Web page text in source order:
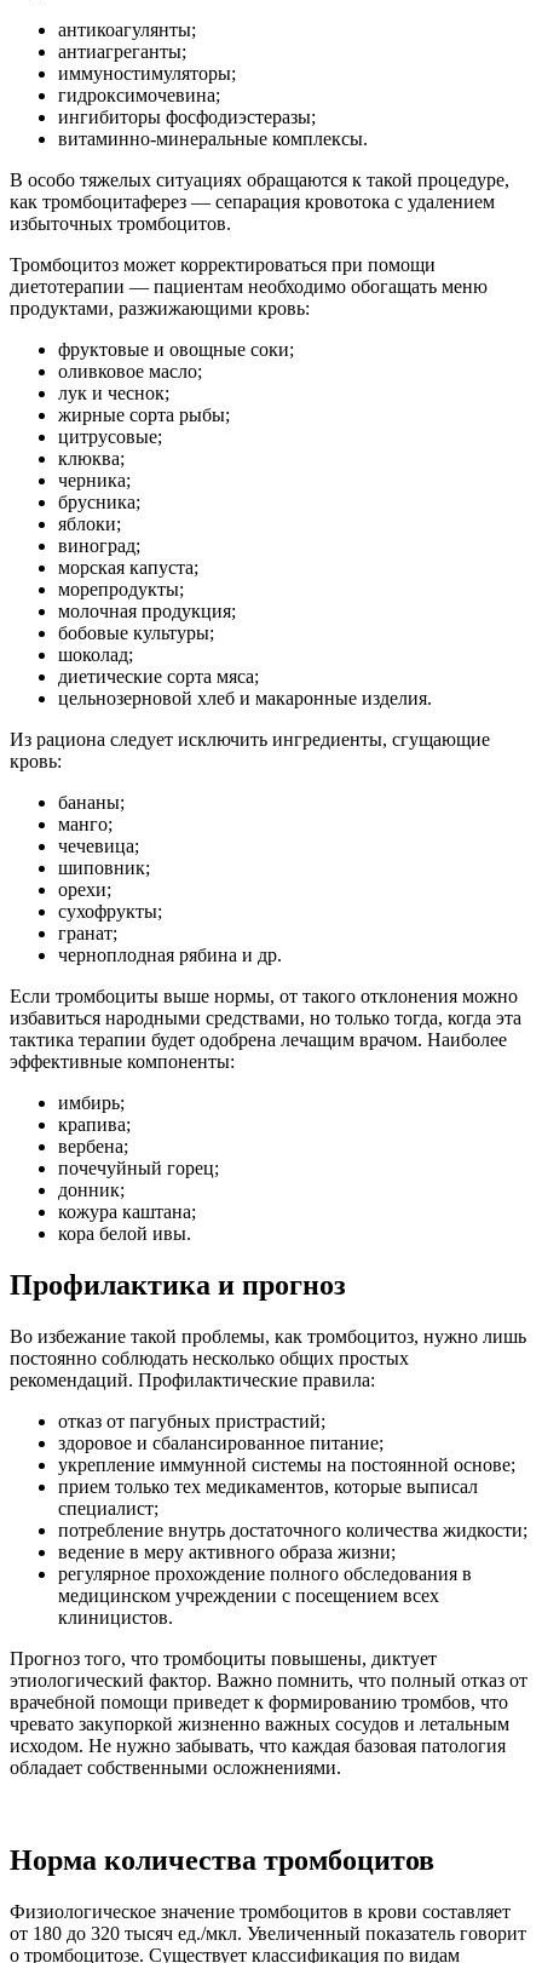
антикоагулянты;
антиагреганты;
иммуностимуляторы;
гидроксимочевина;
ингибиторы фосфодиэстеразы;
витаминно-минеральные комплексы.
В особо тяжелых ситуациях обращаются к такой процедуре,
как тромбоцитаферез — сепарация кровотока с удалением
избыточных тромбоцитов.
Тромбоцитоз может корректироваться при помощи
диетотерапии — пациентам необходимо обогащать меню
продуктами, разжижающими кровь:
фруктовые и овощные соки;
оливковое масло;
лук и чеснок;
жирные сорта рыбы;
цитрусовые;
клюква;
черника;
брусника;
яблоки;
виноград;
морская капуста;
морепродукты;
молочная продукция;
бобовые культуры;
шоколад;
диетические сорта мяса;
цельнозерновой хлеб и макаронные изделия.
Из рациона следует исключить ингредиенты, сгущающие
кровь:
бананы;
манго;
чечевица;
шиповник;
орехи;
сухофрукты;
гранат;
черноплодная рябина и др.
Если тромбоциты выше нормы, от такого отклонения можно
избавиться народными средствами, но только тогда, когда эта
тактика терапии будет одобрена лечащим врачом. Наиболее
эффективные компоненты:
имбирь;
крапива;
вербена;
почечуйный горец;
донник;
кожура каштана;
кора белой ивы.
Профилактика и прогноз
Во избежание такой проблемы, как тромбоцитоз, нужно лишь
постоянно соблюдать несколько общих простых
рекомендаций. Профилактические правила:
отказ от пагубных пристрастий;
здоровое и сбалансированное питание;
укрепление иммунной системы на постоянной основе;
прием только тех медикаментов, которые выписал
специалист;
потребление внутрь достаточного количества жидкости;
ведение в меру активного образа жизни;
регулярное прохождение полного обследования в
медицинском учреждении с посещением всех
клиницистов.
Прогноз того, что тромбоциты повышены, диктует
этиологический фактор. Важно помнить, что полный отказ от
врачебной помощи приведет к формированию тромбов, что
чревато закупоркой жизненно важных сосудов и летальным
исходом. Не нужно забывать, что каждая базовая патология
обладает собственными осложнениями.
Норма количества тромбоцитов
Физиологическое значение тромбоцитов в крови составляет
от 180 до 320 тысяч ед./мкл. Увеличенный показатель говорит
о тромбоцитозе. Существует классификация по видам